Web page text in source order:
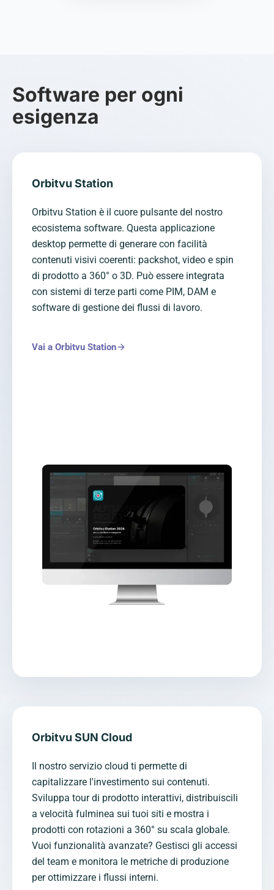
Software per ogni
esigenza
Orbitvu Station
Orbitvu Station è il cuore pulsante del nostro
ecosistema software. Questa applicazione
desktop permette di generare con facilità
contenuti visivi coerenti: packshot, video e spin
di prodotto a 360° o 3D. Può essere integrata
con sistemi di terze parti come PIM, DAM e
software di gestione dei flussi di lavoro.
Vai a Orbitvu Station
Orbitvu SUN Cloud
Il nostro servizio cloud ti permette di
capitalizzare l'investimento sui contenuti.
Sviluppa tour di prodotto interattivi, distribuiscili
a velocità fulminea sui tuoi siti e mostra i
prodotti con rotazioni a 360° su scala globale.
Vuoi funzionalità avanzate? Gestisci gli accessi
del team e monitora le metriche di produzione
per ottimizzare i flussi interni.